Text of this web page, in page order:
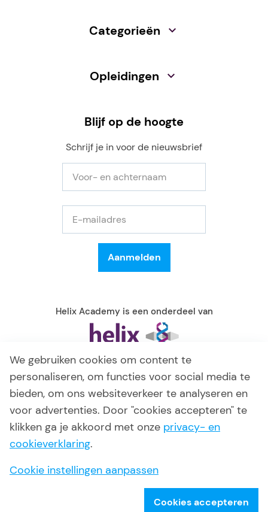
Categorieën
Opleidingen
Blijf op de hoogte
Schrijf je in voor de nieuwsbrief
Helix Academy is een onderdeel van
© 2026 Helix Academy
Privacy verklaring
Disclaimer
We gebruiken cookies om content te
personaliseren, om functies voor social media te
bieden, om ons websiteverkeer te analyseren en
voor advertenties. Door "cookies accepteren" te
klikken ga je akkoord met onze privacy- en
cookieverklaring.
Cookie instellingen aanpassen
Cookies accepteren